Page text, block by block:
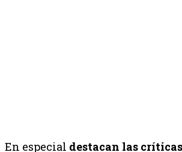
En especial destacan las